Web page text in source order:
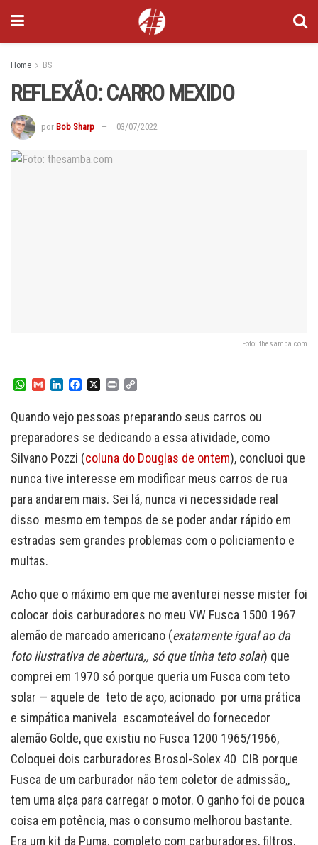
Home BS
REFLEXÃO: CARRO MEXIDO
por Bob Sharp 03/07/2022
Foto: thesamba.com
W
t
s
A
p
p
G
i
l
n
k
e
I
n
e
b
o
k
X
P
n
t
y
L
n
k
Quando vejo pessoas preparando seus carros ou
preparadores se dedicando a essa atividade, como
Silvano Pozzi (coluna do Douglas de ontem), concluoi que
nunca tive interesse em modificar meus carros de rua
para andarem mais. Sei lá, nunca vi necessidade real
disso mesmo em tempos de se poder andar rápido em
estradas sem grandes problemas com o policiamento e
multas.
Acho que o máximo em que me aventurei nesse mister foi
colocar dois carburadores no meu VW Fusca 1500 1967
alemão de marcado americano (exatamente igual ao da
foto ilustrativa de abertura,, só que tinha teto solar) que
comprei em 1970 só porque queria um Fusca com teto
solar — aquele de teto de aço, acionado por uma prática
e simpática manivela escamoteável do fornecedor
alemão Golde, que existiu no Fusca 1200 1965/1966,
Coloquei dois carburadores Brosol-Solex 40 CIB porque
Fusca de um carburador não tem coletor de admissão,,
tem uma alça para carregar o motor. O ganho foi de pouca
coisa em potência, mas o consumo melhorou bastante.
Era um kit da Puma. completo com carburadores, filtros,